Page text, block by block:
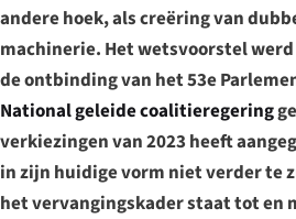
andere hoek, als creëring van
machinerie. Het wetsvoorstel
de ontbinding van het 53e
National geleide coalitieregering
verkiezingen van 2023 heeft
in zijn huidige vorm niet verder te
het vervangingskader staat tot en